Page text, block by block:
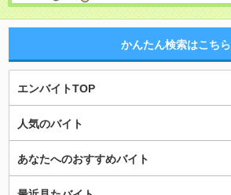
かんたん検索はこちら
エンバイトTOP
人気のバイト
あなたへのおすすめバイト